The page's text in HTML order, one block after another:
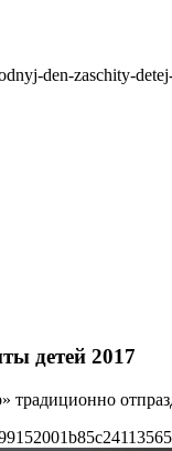
den-zaschity-
детей 2017
традиционно